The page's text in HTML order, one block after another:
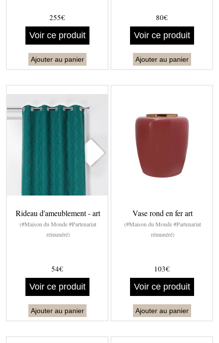
255€
Voir ce produit
Ajouter au panier
80€
Voir ce produit
Ajouter au panier
Rideau d'ameublement - art
(#Maison du Monde #Partenariat
rémunéré)
54€
Voir ce produit
Ajouter au panier
Vase rond en fer art
(#Maison du Monde #Partenariat
rémunéré)
103€
Voir ce produit
Ajouter au panier